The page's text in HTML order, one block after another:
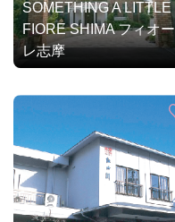
SOMETHING A LITTLE
FIORE SHIMA フィオー
レ志摩